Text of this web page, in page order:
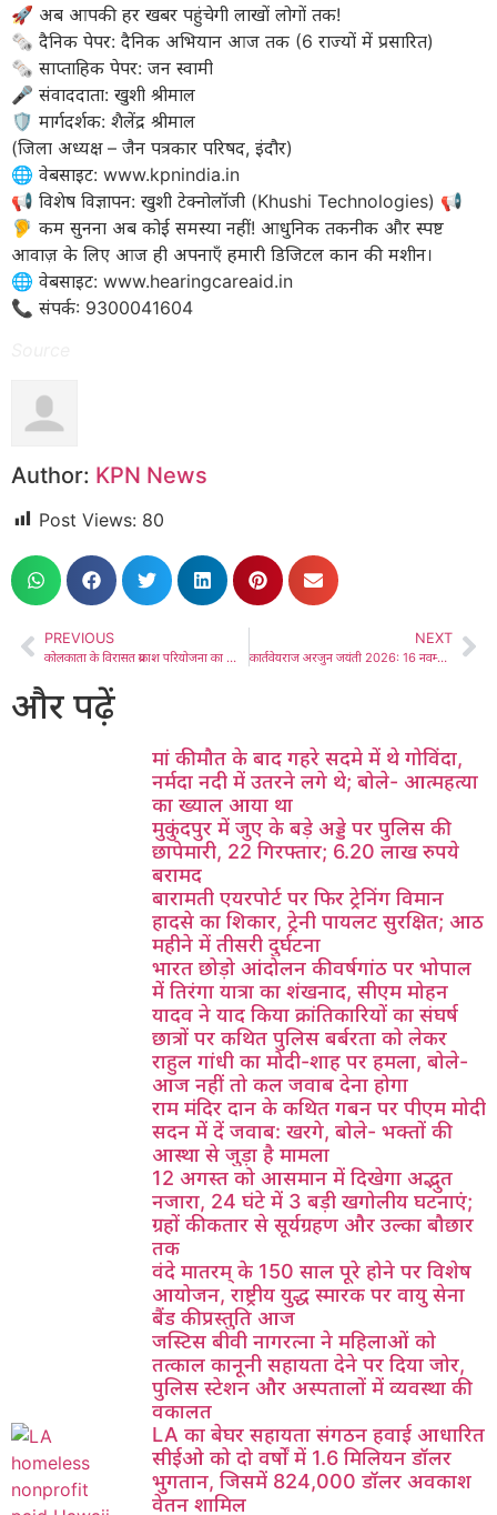
🚀 अब आपकी हर खबर पहुंचेगी लाखों लोगों तक!
​🗞️ दैनिक पेपर: दैनिक अभियान आज तक (6 राज्यों में प्रसारित)
🗞️ साप्ताहिक पेपर: जन स्वामी
​🎤 संवाददाता: खुशी श्रीमाल
🛡️ मार्गदर्शक: शैलेंद्र श्रीमाल
(जिला अध्यक्ष – जैन पत्रकार परिषद, इंदौर)
​🌐 वेबसाइट: www.kpnindia.in
​📢 विशेष विज्ञापन: खुशी टेक्नोलॉजी (Khushi Technologies) 📢
🦻 कम सुनना अब कोई समस्या नहीं! आधुनिक तकनीक और स्पष्ट
आवाज़ के लिए आज ही अपनाएँ हमारी डिजिटल कान की मशीन।
​🌐 वेबसाइट: www.hearingcareaid.in
📞 संपर्क: 9300041604
Author: KPN News
Post Views: 80
PREVIOUS
कोलकाता के विरासत प्रकाश परियोजना का भारत में विस्तार, अमृतसर के खालसा कॉलेज से शुरू
NEXT
कार्तवेयराज अरजुन जयंती 2026: 16 नवम्बर को मनाई जाएगी
और पढ़ें
मां की मौत के बाद गहरे सदमे में थे गोविंदा,
नर्मदा नदी में उतरने लगे थे; बोले- आत्महत्या
का ख्याल आया था
मुकुंदपुर में जुए के बड़े अड्डे पर पुलिस की
छापेमारी, 22 गिरफ्तार; 6.20 लाख रुपये
बरामद
बारामती एयरपोर्ट पर फिर ट्रेनिंग विमान
हादसे का शिकार, ट्रेनी पायलट सुरक्षित; आठ
महीने में तीसरी दुर्घटना
भारत छोड़ो आंदोलन की वर्षगांठ पर भोपाल
में तिरंगा यात्रा का शंखनाद, सीएम मोहन
यादव ने याद किया क्रांतिकारियों का संघर्ष
छात्रों पर कथित पुलिस बर्बरता को लेकर
राहुल गांधी का मोदी-शाह पर हमला, बोले-
आज नहीं तो कल जवाब देना होगा
राम मंदिर दान के कथित गबन पर पीएम मोदी
सदन में दें जवाब: खरगे, बोले- भक्तों की
आस्था से जुड़ा है मामला
12 अगस्त को आसमान में दिखेगा अद्भुत
नजारा, 24 घंटे में 3 बड़ी खगोलीय घटनाएं;
ग्रहों की कतार से सूर्यग्रहण और उल्का बौछार
तक
वंदे मातरम् के 150 साल पूरे होने पर विशेष
आयोजन, राष्ट्रीय युद्ध स्मारक पर वायु सेना
बैंड की प्रस्तुति आज
जस्टिस बीवी नागरत्ना ने महिलाओं को
तत्काल कानूनी सहायता देने पर दिया जोर,
पुलिस स्टेशन और अस्पतालों में व्यवस्था की
वकालत
LA का बेघर सहायता संगठन हवाई आधारित
सीईओ को दो वर्षों में 1.6 मिलियन डॉलर
भुगतान, जिसमें 824,000 डॉलर अवकाश
वेतन शामिल